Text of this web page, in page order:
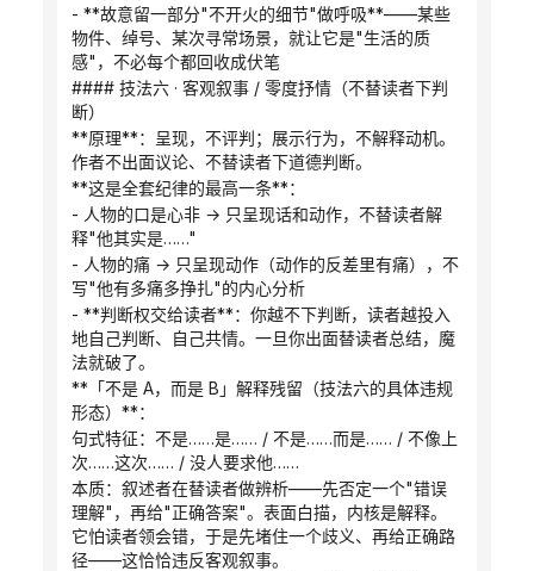
- **故意留一部分"不开火的细节"做呼吸**——某些
物件、绰号、某次寻常场景，就让它是"生活的质
感"，不必每个都回收成伏笔
#### 技法六 · 客观叙事 / 零度抒情（不替读者下判
断）
**原理**：呈现，不评判；展示行为，不解释动机。
作者不出面议论、不替读者下道德判断。
**这是全套纪律的最高一条**：
- 人物的口是心非 → 只呈现话和动作，不替读者解
释"他其实是……"
- 人物的痛 → 只呈现动作（动作的反差里有痛），不
写"他有多痛多挣扎"的内心分析
- **判断权交给读者**：你越不下判断，读者越投入
地自己判断、自己共情。一旦你出面替读者总结，魔
法就破了。
**「不是 A，而是 B」解释残留（技法六的具体违规
形态）**：
句式特征：不是……是…… / 不是……而是…… / 不像上
次……这次…… / 没人要求他……
本质：叙述者在替读者做辨析——先否定一个"错误
理解"，再给"正确答案"。表面白描，内核是解释。
它怕读者领会错，于是先堵住一个歧义、再给正确路
径——这恰恰违反客观叙事。